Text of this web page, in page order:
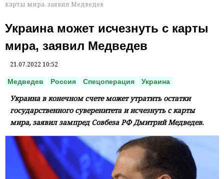
карты мира, заявил Медведев
Украина может исчезнуть с карты
мира, заявил Медведев
21.07.2022 10:52
Медведев Россия Спецоперация Украина
Украина в конечном счете может утратить остатки
государственного суверенитета и исчезнуть с карты
мира, заявил зампред Совбеза РФ Дмитрий Медведев.